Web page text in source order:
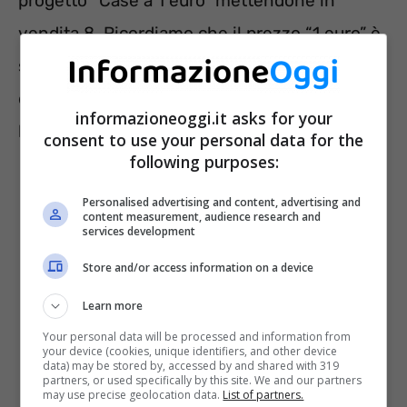
vendita 8. Ricordiamo che il prezzo “1 euro” è
soltanto simbolico perché la finalità
dell’iniziativa è il recupero, la valorizzazione e
la messa in sicurezza degli immobili.
informazioneoggi.it asks for your
consent to use your personal data for the
following purposes:
Personalised advertising and content, advertising and
content measurement, audience research and
services development
Store and/or access information on a device
Learn more
Your personal data will be processed and information from
your device (cookies, unique identifiers, and other device
data) may be stored by, accessed by and shared with 319
partners, or used specifically by this site. We and our partners
may use precise geolocation data. List of partners.